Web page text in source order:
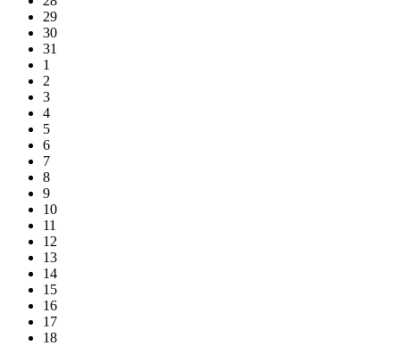
29
30
31
1
2
3
4
5
6
7
8
9
10
11
12
13
14
15
16
17
18